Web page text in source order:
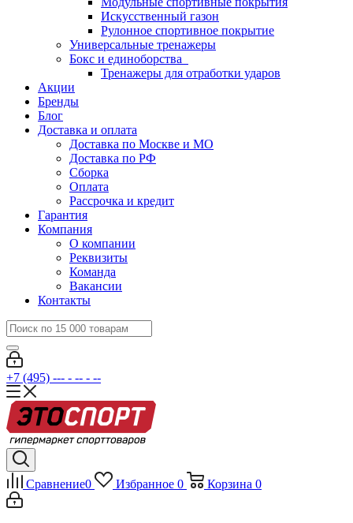
Искусственный газон
Рулонное спортивное покрытие
Универсальные тренажеры
Бокс и единоборства
Тренажеры для отработки ударов
Акции
Бренды
Блог
Доставка и оплата
Доставка по Москве и МО
Доставка по РФ
Сборка
Оплата
Рассрочка и кредит
Гарантия
Компания
О компании
Реквизиты
Команда
Вакансии
Контакты
+7 (495) --- - -- - --
Сравнение0 Избранное 0 Корзина 0